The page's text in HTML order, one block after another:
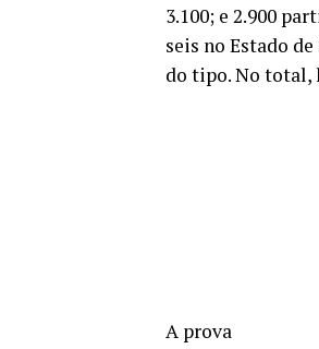
3.100; e 2.900
seis no Estado
do tipo. No total,
A prova